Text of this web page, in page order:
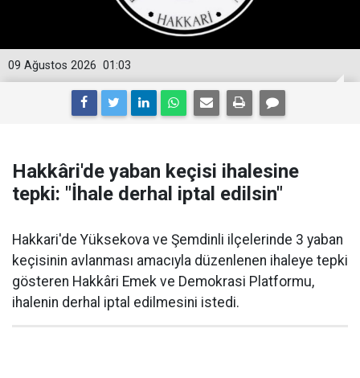
01:03
09 Ağustos 2026
Hakkâri'de yaban keçisi ihalesine
tepki: "İhale derhal iptal edilsin"
Hakkari'de Yüksekova ve Şemdinli ilçelerinde 3 yaban
keçisinin avlanması amacıyla düzenlenen ihaleye tepki
gösteren Hakkâri Emek ve Demokrasi Platformu,
ihalenin derhal iptal edilmesini istedi.